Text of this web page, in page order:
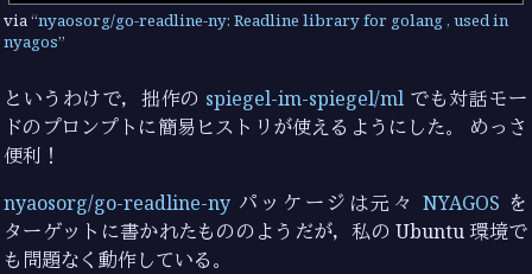
via nyaosorg/go-readline-ny: Readline library for golang , used in
nyagos
というわけで，拙作の spiegel-im-spiegel/ml でも対話モー
ドのプロンプトに簡易ヒストリが使えるようにした。 めっさ
便利！
nyaosorg/go-readline-ny パッケージは元々NYAGOS を
ターゲットに書かれたもののようだが，私の Ubuntu 環境で
も問題なく動作している。